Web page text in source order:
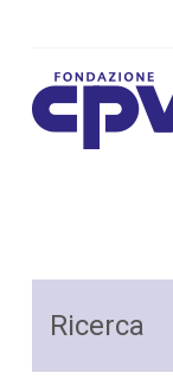
Ricerca